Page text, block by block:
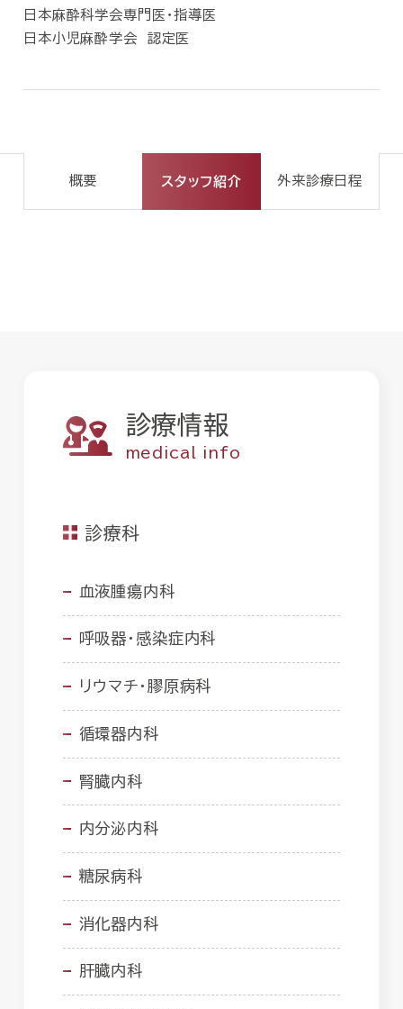
日本麻酔科学会専門医・指導医
日本小児麻酔学会 認定医
概要 スタッフ紹介 外来診療日程
診療情報
medical info
診療科
血液腫瘍内科
呼吸器・感染症内科
リウマチ・膠原病科
循環器内科
腎臓内科
内分泌内科
糖尿病科
消化器内科
肝臓内科